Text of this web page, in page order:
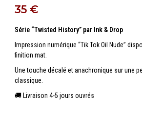
35 €
Série “Twisted History” par Ink & Drop
Impression numérique “Tik Tok Oil Nude”
finition mat.
Une touche décalé et anachronique sur une
classique.
🚚 Livraison 4-5 jours ouvrés